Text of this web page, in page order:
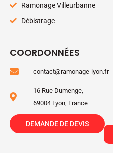
Ramonage Villeurbanne
Débistrage
COORDONNÉES
contact@ramonage-lyon.fr
16 Rue Dumenge,
69004 Lyon, France
DEMANDE DE DEVIS